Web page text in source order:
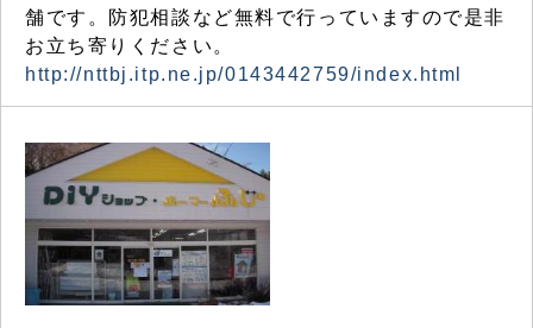
舗です。防犯相談など無料で行っていますので是非
お立ち寄りください。
http://nttbj.itp.ne.jp/0143442759/index.html